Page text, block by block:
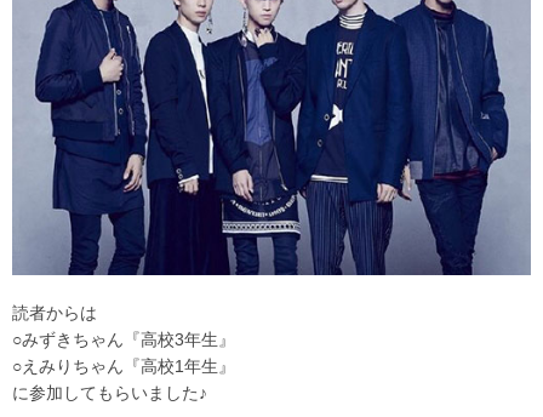
読者からは
○みずきちゃん『高校3年生』
○えみりちゃん『高校1年生』
に参加してもらいました♪